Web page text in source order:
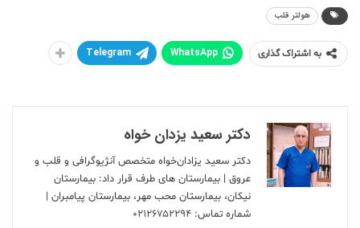
هولتر قلب
به اشتراک گذاری WhatsApp
Telegram
دکتر سعید یزدان خواه
دکتر سعید یزادان‌خواه متخصص آنژیوگرافی و قلب و
عروق | بیمارستان های طرف قرار داد: بیمارستان
نیکان، بیمارستان محب مهر، بیمارستان پیامبران |
شماره تماس: ۰۲۱۲۶۷۵۲۲۹۴